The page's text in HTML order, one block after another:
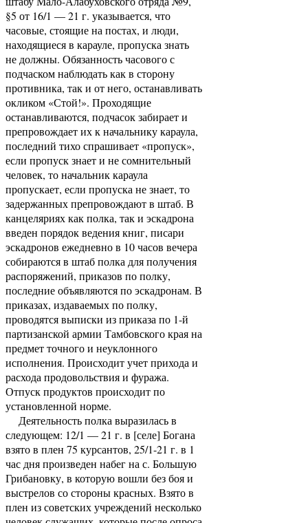
§5 от 16/1 — 21 г. указывается, что
часовые, стоящие на постах, и люди,
находящиеся в карауле, пропуска знать
не должны. Обязанность часового с
подчаском наблюдать как в сторону
противника, так и от него, останавливать
окликом «Стой!». Проходящие
останавливаются, подчасок забирает и
препровождает их к начальнику караула,
последний тихо спрашивает «пропуск»,
если пропуск знает и не сомнительный
человек, то начальник караула
пропускает, если пропуска не знает, то
задержанных препровождают в штаб. В
канцеляриях как полка, так и эскадрона
введен порядок ведения книг, писари
эскадронов ежедневно в 10 часов вечера
собираются в штаб полка для получения
распоряжений, приказов по полку,
последние объявляются по эскадронам. В
приказах, издаваемых по полку,
проводятся выписки из приказа по 1-й
партизанской армии Тамбовского края на
предмет точного и неуклонного
исполнения. Происходит учет прихода и
расхода продовольствия и фуража.
Отпуск продуктов происходит по
установленной норме.
Деятельность полка выразилась в
следующем: 12/1 — 21 г. в [селе] Богана
взято в плен 75 курсантов, 25/1-21 г. в 1
час дня произведен набег на с. Большую
Грибановку, в которую вошли без боя и
выстрелов со стороны красных. Взято в
плен из советских учреждений несколько